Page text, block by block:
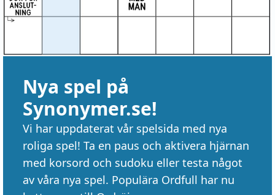
Nya spel på
Synonymer.se!
Vi har uppdaterat vår spelsida med nya
roliga spel! Ta en paus och aktivera hjärnan
med korsord och sudoku eller testa något
av våra nya spel. Populära Ordfull har nu